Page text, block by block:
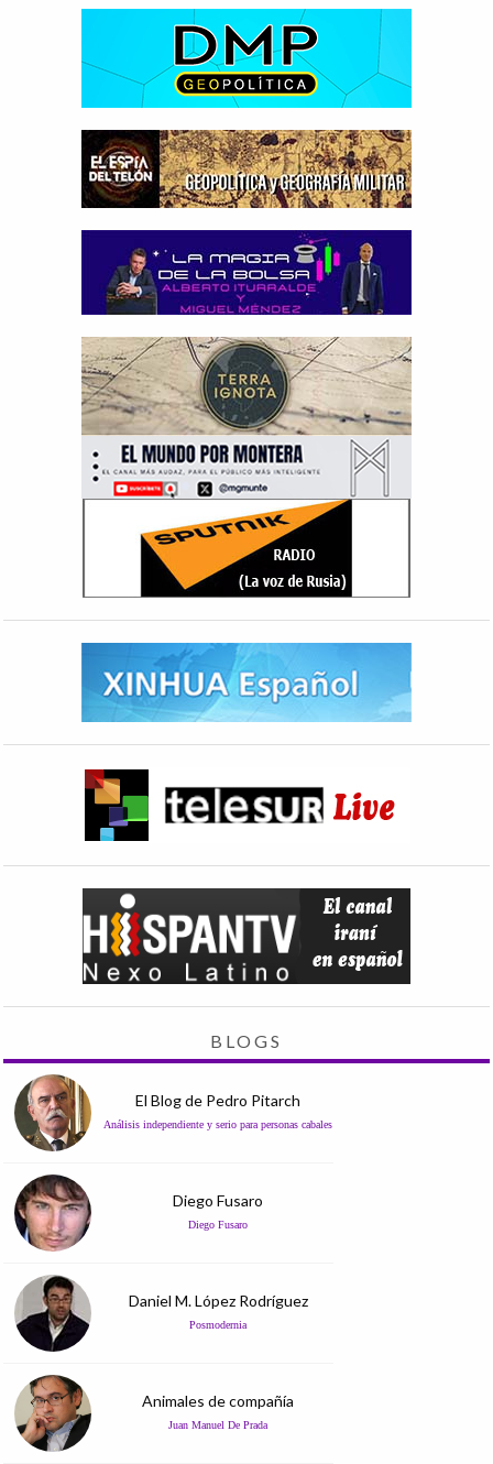
BLOGS
El Blog de Pedro Pitarch
Análisis independiente y serio para personas cabales
Diego Fusaro
Diego Fusaro
Daniel M. López Rodríguez
Posmodernia
Animales de compañía
Juan Manuel De Prada